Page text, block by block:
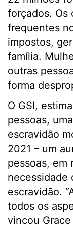
forçados. Os
frequentes
impostos,
família.
outras
forma
O GSI,
pessoas,
escravidão
2021 – um
pessoas, em
necessidade
escravidão.
todos os
vincou